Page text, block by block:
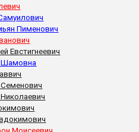
Пименович
Евстигнеевич
Шамовна